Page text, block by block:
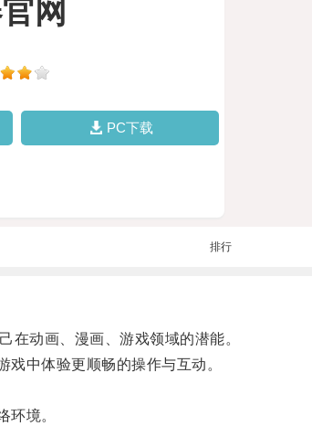
网
PC下载
排行
动画、漫画、游戏领域的潜能。
中体验更顺畅的操作与互动。
境。